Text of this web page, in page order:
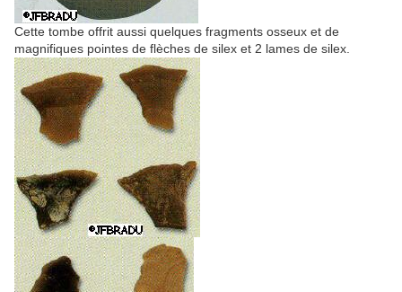
Cette tombe offrit aussi quelques fragments osseux et de
magnifiques pointes de flèches de silex et 2 lames de silex.